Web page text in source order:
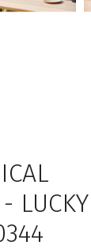
LUCKY